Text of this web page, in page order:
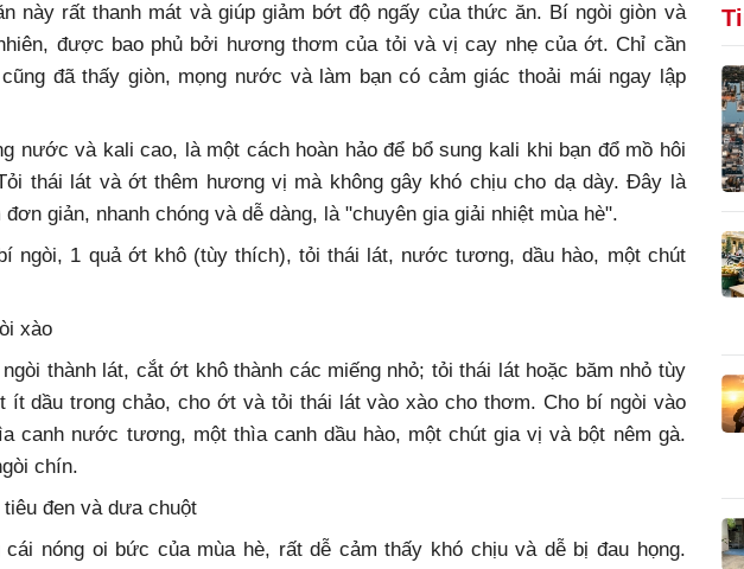
này rất thanh mát và giúp giảm bớt độ ngấy của thức ăn. Bí ngòi giòn và
được bao phủ bởi hương thơm của tỏi và vị cay nhẹ của ớt. Chỉ cần
đã thấy giòn, mọng nước và làm bạn có cảm giác thoải mái ngay lập
nước và kali cao, là một cách hoàn hảo để bổ sung kali khi bạn đổ mồ hôi
thái lát và ớt thêm hương vị mà không gây khó chịu cho dạ dày. Đây là
đơn giản, nhanh chóng và dễ dàng, là "chuyên gia giải nhiệt mùa hè".
ngòi, 1 quả ớt khô (tùy thích), tỏi thái lát, nước tương, dầu hào, một chút
xào
thành lát, cắt ớt khô thành các miếng nhỏ; tỏi thái lát hoặc băm nhỏ tùy
ít dầu trong chảo, cho ớt và tỏi thái lát vào xào cho thơm. Cho bí ngòi vào
canh nước tương, một thìa canh dầu hào, một chút gia vị và bột nêm gà.
chín.
đen và dưa chuột
nóng oi bức của mùa hè, rất dễ cảm thấy khó chịu và dễ bị đau họng.